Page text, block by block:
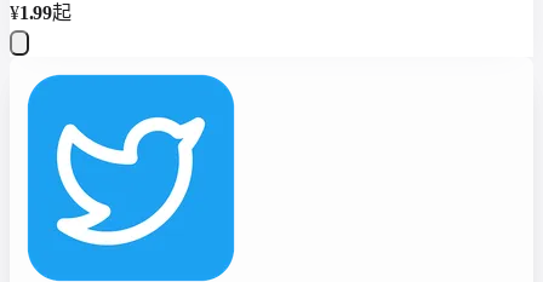
¥1.99起